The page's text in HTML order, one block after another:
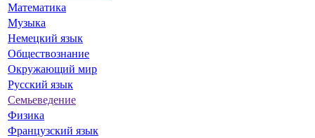
Математика
Музыка
Немецкий язык
Обществознание
Окружающий мир
Русский язык
Семьеведение
Физика
Французский язык